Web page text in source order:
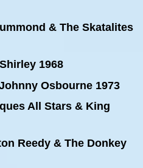
& The Skatalites
1968
Osbourne 1973
All Stars & King
Reedy & The Donkey